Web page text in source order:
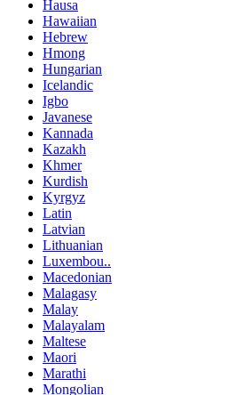
Hausa
Hawaiian
Hebrew
Hmong
Hungarian
Icelandic
Igbo
Javanese
Kannada
Kazakh
Khmer
Kurdish
Kyrgyz
Latin
Latvian
Lithuanian
Luxembou..
Macedonian
Malagasy
Malay
Malayalam
Maltese
Maori
Marathi
Mongolian